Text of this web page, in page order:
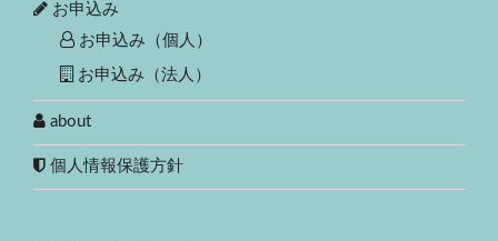
お申込み
お申込み（個人）
お申込み（法人）
about
個人情報保護方針